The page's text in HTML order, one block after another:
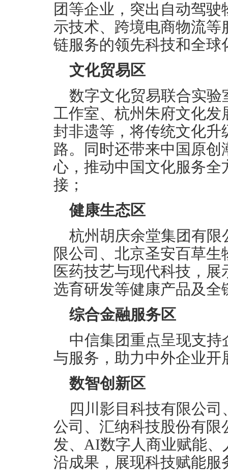
团等企业，突出自动驾
示技术、跨境电商物流
链服务的领先科技和全球
文化贸易区
数字文化贸易联合实
工作室、杭州朱府文化
封非遗等，将传统文化
路。同时还带来中国原
心，推动中国文化服务
接；
健康生态区
杭州胡庆余堂集团有
限公司、北京圣安百草
医药技艺与现代科技，
选育研发等健康产品及全
综合金融服务区
中信集团重点呈现支持
与服务，助力中外企业开
数智创新区
四川影目科技有限公
公司、汇纳科技股份有
发、AI数字人商业赋能
沿成果，展现科技赋能服